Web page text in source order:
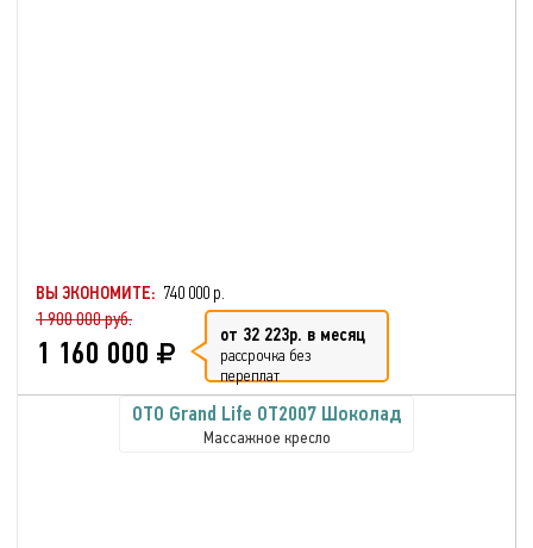
ВЫ ЭКОНОМИТЕ: 740 000 р.
1 900 000 руб.
1 160 000 от 32 223р. в месяц
рассрочка без
переплат
OTO Grand Life OT2007 Шоколад
Массажное кресло